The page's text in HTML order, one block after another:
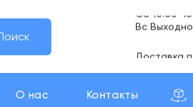
О нас Контакты